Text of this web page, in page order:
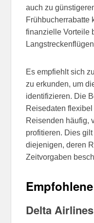
auch zu
Frühbucherrabatte
finanzielle Vorteile
Es empfiehlt sich
zu erkunden, um
identifizieren. Die
Reisedaten
Reisenden häufig,
profitieren. Dies
diejenigen, deren
Zeitvorgaben
Delta